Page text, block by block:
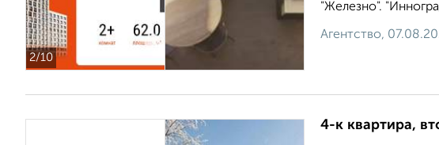
2/10
"Железно".
Агентство,
4-к квартира,